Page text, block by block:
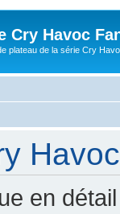
Cry Havoc
plateau de la série Cry
en